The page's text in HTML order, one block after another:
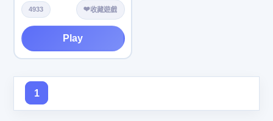
4933 ❤️收藏遊戲
Play
1